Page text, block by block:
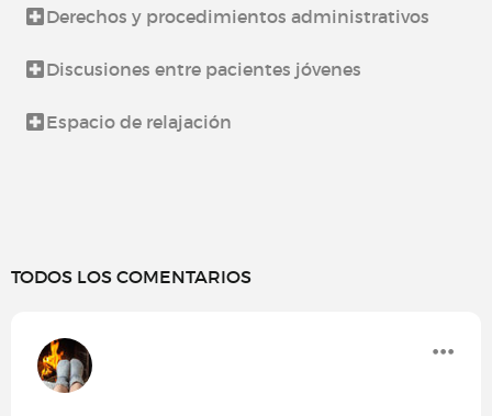
Derechos y procedimientos administrativos
Discusiones entre pacientes jóvenes
Espacio de relajación
TODOS LOS COMENTARIOS